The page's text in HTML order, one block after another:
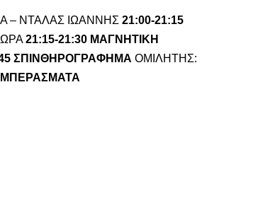
– ΝΤΑΛΑΣ ΙΩΑΝΝΗΣ 21:00-21:15
21:15-21:30 ΜΑΓΝΗΤΙΚΗ
ΣΠΙΝΘΗΡΟΓΡΑΦΗΜΑ OΜΙΛΗΤΗΣ: